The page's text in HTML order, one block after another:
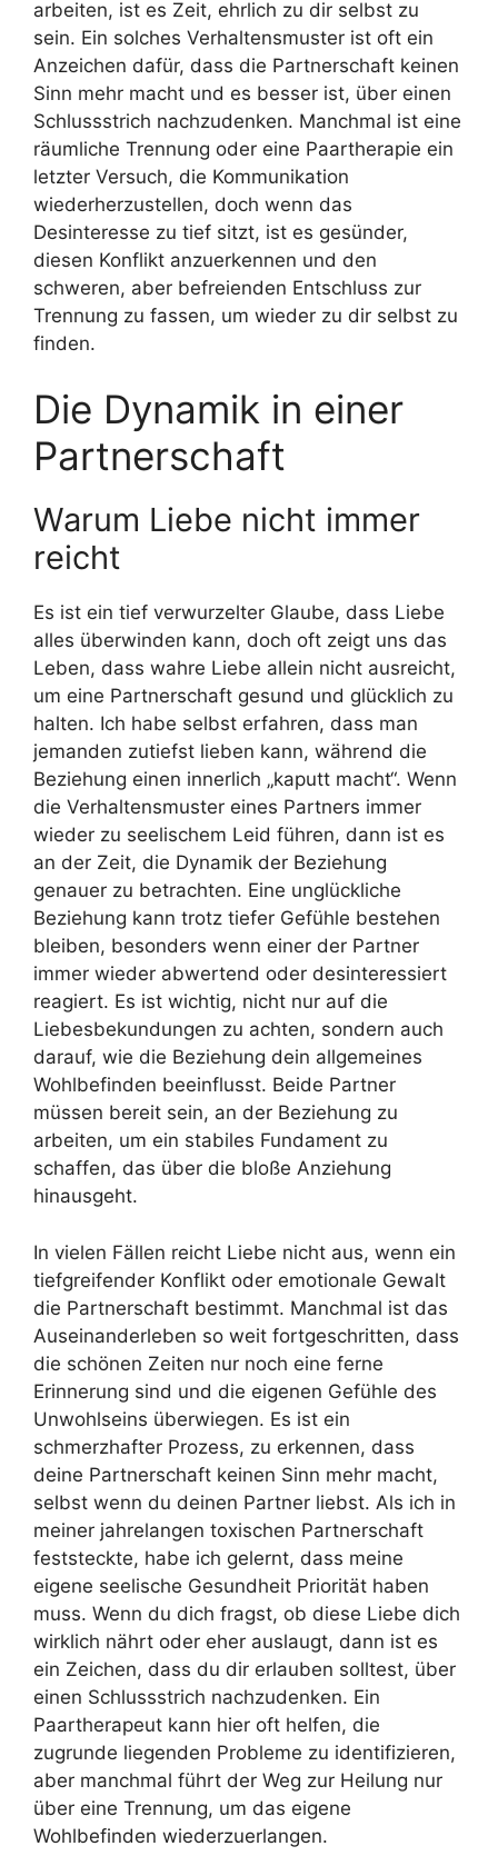
arbeiten, ist es Zeit, ehrlich zu dir selbst zu
sein. Ein solches Verhaltensmuster ist oft ein
Anzeichen dafür, dass die Partnerschaft keinen
Sinn mehr macht und es besser ist, über einen
Schlussstrich nachzudenken. Manchmal ist eine
räumliche Trennung oder eine Paartherapie ein
letzter Versuch, die Kommunikation
wiederherzustellen, doch wenn das
Desinteresse zu tief sitzt, ist es gesünder,
diesen Konflikt anzuerkennen und den
schweren, aber befreienden Entschluss zur
Trennung zu fassen, um wieder zu dir selbst zu
finden.
Die Dynamik in einer
Partnerschaft
Warum Liebe nicht immer
reicht
Es ist ein tief verwurzelter Glaube, dass Liebe
alles überwinden kann, doch oft zeigt uns das
Leben, dass wahre Liebe allein nicht ausreicht,
um eine Partnerschaft gesund und glücklich zu
halten. Ich habe selbst erfahren, dass man
jemanden zutiefst lieben kann, während die
Beziehung einen innerlich „kaputt macht“. Wenn
die Verhaltensmuster eines Partners immer
wieder zu seelischem Leid führen, dann ist es
an der Zeit, die Dynamik der Beziehung
genauer zu betrachten. Eine unglückliche
Beziehung kann trotz tiefer Gefühle bestehen
bleiben, besonders wenn einer der Partner
immer wieder abwertend oder desinteressiert
reagiert. Es ist wichtig, nicht nur auf die
Liebesbekundungen zu achten, sondern auch
darauf, wie die Beziehung dein allgemeines
Wohlbefinden beeinflusst. Beide Partner
müssen bereit sein, an der Beziehung zu
arbeiten, um ein stabiles Fundament zu
schaffen, das über die bloße Anziehung
hinausgeht.
In vielen Fällen reicht Liebe nicht aus, wenn ein
tiefgreifender Konflikt oder emotionale Gewalt
die Partnerschaft bestimmt. Manchmal ist das
Auseinanderleben so weit fortgeschritten, dass
die schönen Zeiten nur noch eine ferne
Erinnerung sind und die eigenen Gefühle des
Unwohlseins überwiegen. Es ist ein
schmerzhafter Prozess, zu erkennen, dass
deine Partnerschaft keinen Sinn mehr macht,
selbst wenn du deinen Partner liebst. Als ich in
meiner jahrelangen toxischen Partnerschaft
feststeckte, habe ich gelernt, dass meine
eigene seelische Gesundheit Priorität haben
muss. Wenn du dich fragst, ob diese Liebe dich
wirklich nährt oder eher auslaugt, dann ist es
ein Zeichen, dass du dir erlauben solltest, über
einen Schlussstrich nachzudenken. Ein
Paartherapeut kann hier oft helfen, die
zugrunde liegenden Probleme zu identifizieren,
aber manchmal führt der Weg zur Heilung nur
über eine Trennung, um das eigene
Wohlbefinden wiederzuerlangen.